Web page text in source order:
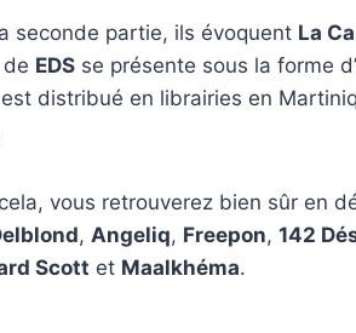
seconde partie, ils évoquent La
EDS se présente sous la forme
distribué en librairies en
vous retrouverez bien sûr en
, Angeliq, Freepon, 142
Scott et Maalkhéma.